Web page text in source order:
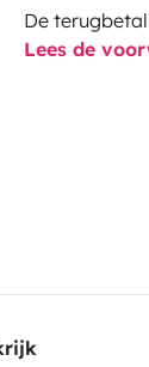
De
Lees de